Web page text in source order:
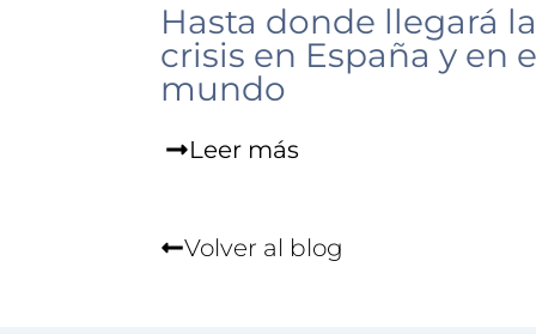
Hasta donde llegará
crisis en España y en
mundo
Leer más
Volver al blog